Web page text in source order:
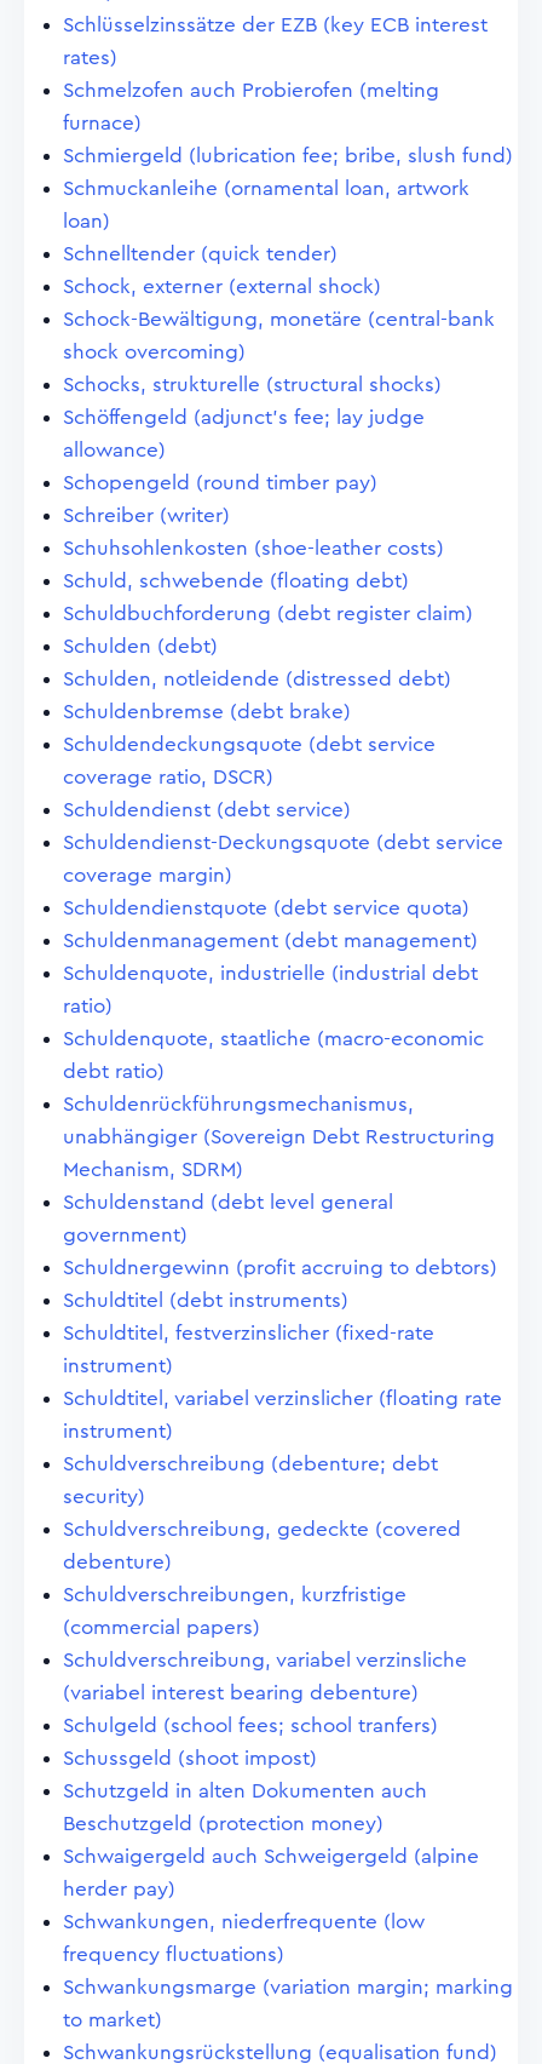
Schlüsselzinssätze der EZB (key ECB interest
rates)
Schmelzofen auch Probierofen (melting
furnace)
Schmiergeld (lubrication fee; bribe, slush fund)
Schmuckanleihe (ornamental loan, artwork
loan)
Schnelltender (quick tender)
Schock, externer (external shock)
Schock-Bewältigung, monetäre (central-bank
shock overcoming)
Schocks, strukturelle (structural shocks)
Schöffengeld (adjunct's fee; lay judge
allowance)
Schopengeld (round timber pay)
Schreiber (writer)
Schuhsohlenkosten (shoe-leather costs)
Schuld, schwebende (floating debt)
Schuldbuchforderung (debt register claim)
Schulden (debt)
Schulden, notleidende (distressed debt)
Schuldenbremse (debt brake)
Schuldendeckungsquote (debt service
coverage ratio, DSCR)
Schuldendienst (debt service)
Schuldendienst-Deckungsquote (debt service
coverage margin)
Schuldendienstquote (debt service quota)
Schuldenmanagement (debt management)
Schuldenquote, industrielle (industrial debt
ratio)
Schuldenquote, staatliche (macro-economic
debt ratio)
Schuldenrückführungsmechanismus,
unabhängiger (Sovereign Debt Restructuring
Mechanism, SDRM)
Schuldenstand (debt level general
government)
Schuldnergewinn (profit accruing to debtors)
Schuldtitel (debt instruments)
Schuldtitel, festverzinslicher (fixed-rate
instrument)
Schuldtitel, variabel verzinslicher (floating rate
instrument)
Schuldverschreibung (debenture; debt
security)
Schuldverschreibung, gedeckte (covered
debenture)
Schuldverschreibungen, kurzfristige
(commercial papers)
Schuldverschreibung, variabel verzinsliche
(variabel interest bearing debenture)
Schulgeld (school fees; school tranfers)
Schussgeld (shoot impost)
Schutzgeld in alten Dokumenten auch
Beschutzgeld (protection money)
Schwaigergeld auch Schweigergeld (alpine
herder pay)
Schwankungen, niederfrequente (low
frequency fluctuations)
Schwankungsmarge (variation margin; marking
to market)
Schwankungsrückstellung (equalisation fund)